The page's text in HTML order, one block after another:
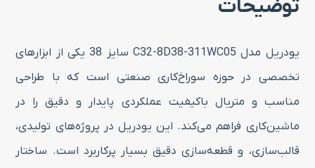
توضیحات
یودریل مدل C32-8D38-311WC05 سایز 38 یکی از ابزارهای
تخصصی در حوزه سوراخ‌کاری صنعتی است که با طراحی
مناسب و متریال باکیفیت عملکردی پایدار و دقیق را در
ماشین‌کاری فراهم می‌کند. این یودریل در پروژه‌های تولیدی،
قالب‌سازی، و قطعه‌سازی دقیق بسیار پرکاربرد است. ساختار